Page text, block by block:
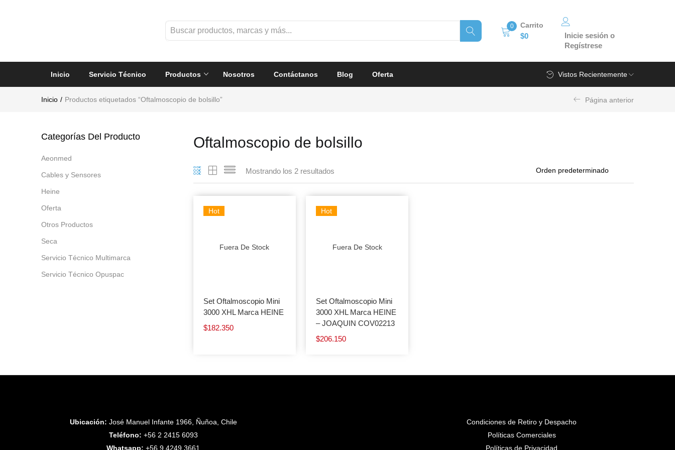
Inicie sesión o
Regístrese
0 Carrito
$0
Inicio Servicio Técnico Productos Nosotros Contáctanos Blog Oferta Vistos Recientemente
Inicio Productos etiquetados “Oftalmoscopio de bolsillo” Página anterior
Oftalmoscopio de bolsillo
Mostrando los 2 resultados
Hot
Fuera De Stock
Set Oftalmoscopio Mini
3000 XHL Marca HEINE
$182.350
Hot
Fuera De Stock
Set Oftalmoscopio Mini
3000 XHL Marca HEINE
– JOAQUIN COV02213
$206.150
Categorías Del Producto
Aeonmed
Cables y Sensores
Heine
Oferta
Otros Productos
Seca
Servicio Técnico Multimarca
Servicio Técnico Opuspac
Ubicación: José Manuel Infante 1966, Ñuñoa, Chile
Teléfono: +56 2 2415 6093
Whatsapp: +56 9 4249 3661
Condiciones de Retiro y Despacho
Políticas Comerciales
Políticas de Privacidad